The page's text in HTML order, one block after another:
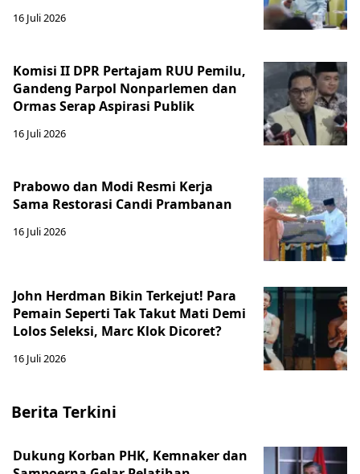
16 Juli 2026
Komisi II DPR Pertajam RUU Pemilu,
Gandeng Parpol Nonparlemen dan
Ormas Serap Aspirasi Publik
16 Juli 2026
Prabowo dan Modi Resmi Kerja
Sama Restorasi Candi Prambanan
16 Juli 2026
John Herdman Bikin Terkejut! Para
Pemain Seperti Tak Takut Mati Demi
Lolos Seleksi, Marc Klok Dicoret?
16 Juli 2026
Berita Terkini
Dukung Korban PHK, Kemnaker dan